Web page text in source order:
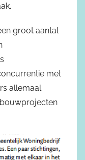
groot aantal
met
allemaal